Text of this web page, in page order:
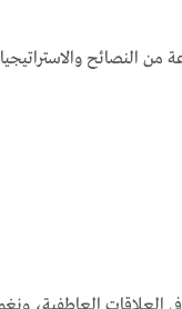
من النصائح